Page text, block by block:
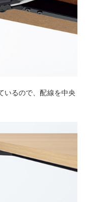
いるので、配線を中央